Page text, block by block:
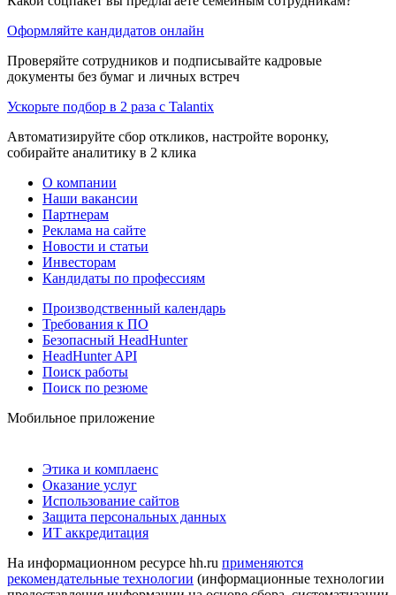
Оформляйте кандидатов онлайн
Проверяйте сотрудников и подписывайте кадровые
документы без бумаг и личных встреч
Ускорьте подбор в 2 раза с Talantix
Автоматизируйте сбор откликов, настройте воронку,
собирайте аналитику в 2 клика
О компании
Наши вакансии
Партнерам
Реклама на сайте
Новости и статьи
Инвесторам
Кандидаты по профессиям
Производственный календарь
Требования к ПО
Безопасный HeadHunter
HeadHunter API
Поиск работы
Поиск по резюме
Мобильное приложение
Этика и комплаенс
Оказание услуг
Использование сайтов
Защита персональных данных
ИТ аккредитация
На информационном ресурсе hh.ru применяются
рекомендательные технологии (информационные технологии